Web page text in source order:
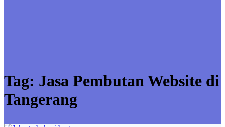
Tag: Jasa Pembutan Website di
Tangerang